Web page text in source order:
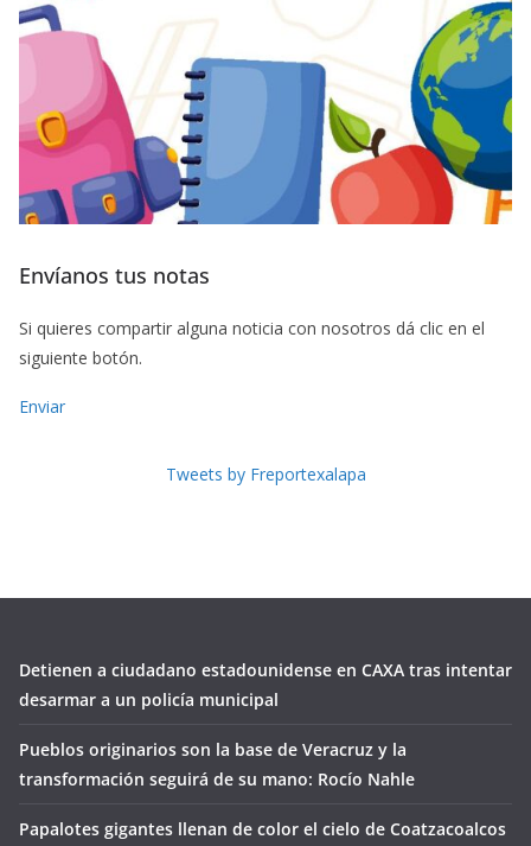
Envíanos tus notas
Si quieres compartir alguna noticia con nosotros dá clic en el
siguiente botón.
Enviar
Tweets by Freportexalapa
Detienen a ciudadano estadounidense en CAXA tras intentar
desarmar a un policía municipal
Pueblos originarios son la base de Veracruz y la
transformación seguirá de su mano: Rocío Nahle
Papalotes gigantes llenan de color el cielo de Coatzacoalcos